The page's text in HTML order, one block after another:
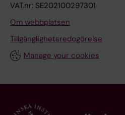
VAT.nr: SE202100297301
Om webbplatsen
Tillgänglighetsredogörelse
Manage your cookies